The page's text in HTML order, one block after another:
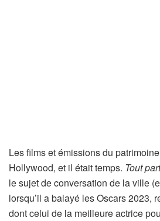
Les films et émissions du
Hollywood, et il était temps. Tout
le sujet de conversation de la ville
lorsqu’il a balayé les Oscars 2023,
dont celui de la meilleure actrice